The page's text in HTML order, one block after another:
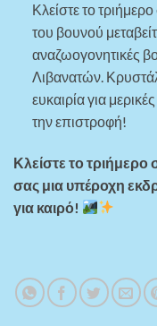
Κλείστε το
του βουνού
αναζωογονητικές
Λιβανατών.
ευκαιρία για
την επιστροφή!
Κλείστε το τριήμερο
σας μια υπέροχη
για καιρό!